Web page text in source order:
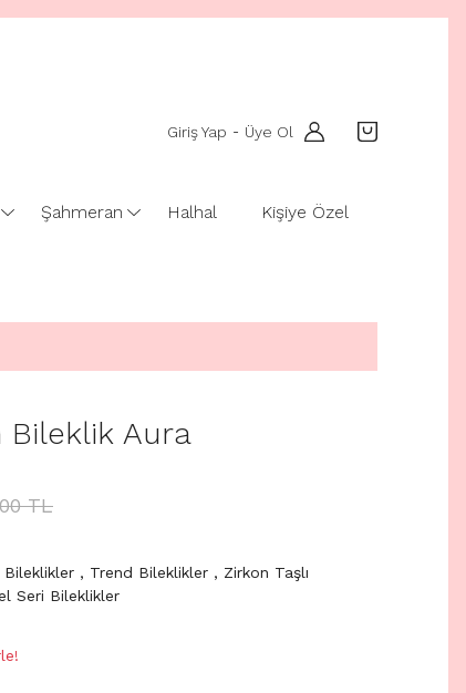
Giriş Yap - Üye Ol
Şahmeran Halhal Kişiye Özel
Bileklik Aura
TL
Bileklikler , Trend Bileklikler , Zirkon Taşlı
Seri Bileklikler